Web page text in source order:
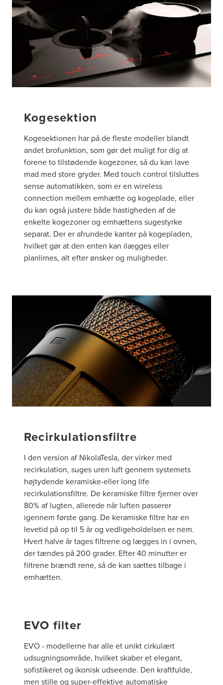
Kogesektion
Kogesektionen har på de fleste modeller blandt
andet brofunktion, som gør det muligt for dig at
forene to tilstødende kogezoner, så du kan lave
mad med store gryder. Med touch control tilsluttes
sense automatikken, som er en wireless
connection mellem emhætte og kogeplade, eller
du kan også justere både hastigheden af de
enkelte kogezoner og emhættens sugestyrke
separat. Der er afrundede kanter på kogepladen,
hvilket gør at den enten kan ilægges eller
planlimes, alt efter ønsker og muligheder.
Recirkulationsfiltre
I den version af NikolaTesla, der virker med
recirkulation, suges uren luft gennem systemets
højtydende keramiske-eller long life
recirkulationsfiltre. De keramiske filtre fjerner over
80% af lugten, allerede når luften passerer
igennem første gang. De keramiske filtre har en
levetid på op til 5 år og vedligeholdelsen er nem.
Hvert halve år tages filtrene og lægges in i ovnen,
der tændes på 200 grader. Efter 40 minutter er
filtrene brændt rene, så de kan sættes tilbage i
emhætten.
EVO filter
EVO - modellerne har alle et unikt cirkulært
udsugningsområde, hvilket skaber et elegant,
sofistikeret og ikonisk udseende. Den kraftfulde,
men stille og super-effektive automatiske